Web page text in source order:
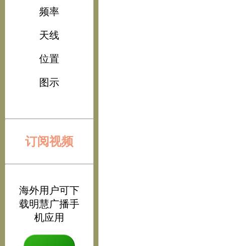
频率
天线
位置
图示
订阅视频
海外用户可下
载明慧广播手
机应用